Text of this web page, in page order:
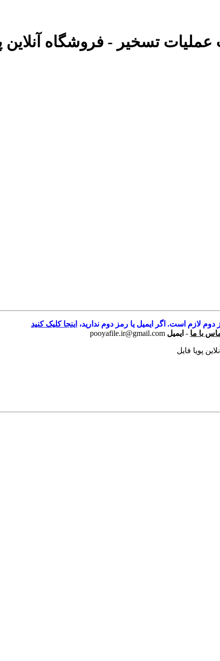
عملیات تسخیر - فروشگاه آنلاین
دوم لازم است. اگر ایمیل یا رمز دوم ندارید، اینجا کلیک کنید
با ما - ایمیل pooyafile.ir@gmail.com
پویا فایل